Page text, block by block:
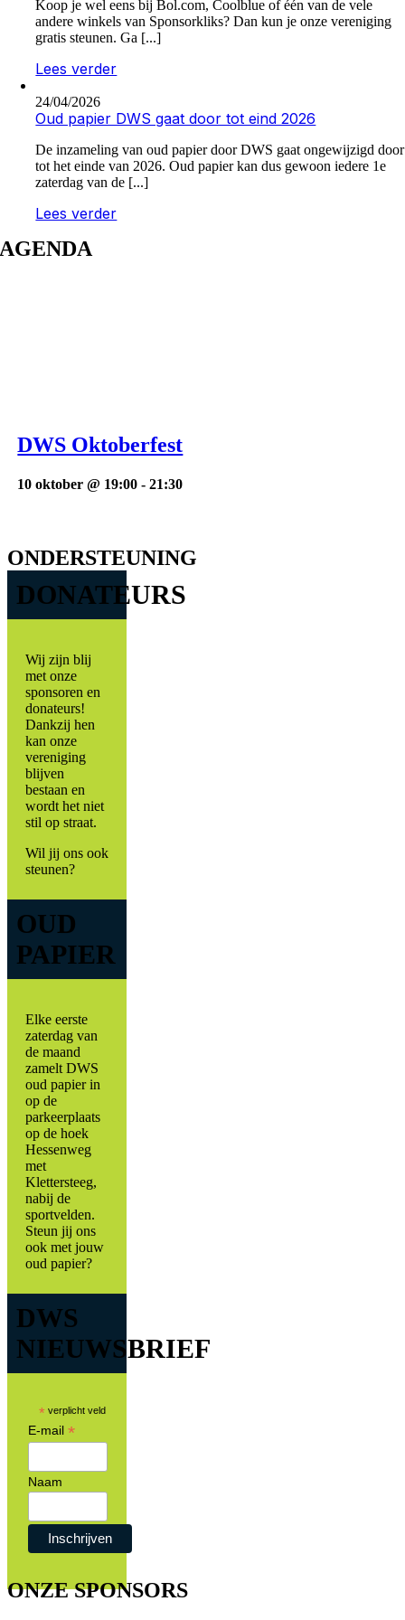
Koop je wel eens bij Bol.com, Coolblue of één van de vele
andere winkels van Sponsorkliks? Dan kun je onze vereniging
gratis steunen. Ga [...]
Lees verder
24/04/2026
Oud papier DWS gaat door tot eind 2026
De inzameling van oud papier door DWS gaat ongewijzigd door
tot het einde van 2026. Oud papier kan dus gewoon iedere 1e
zaterdag van de [...]
Lees verder
AGENDA
DWS Oktoberfest
10 oktober @ 19:00 -21:30
ONDERSTEUNING
DONATEURS
Wij zijn blij
met onze
sponsoren en
donateurs!
Dankzij hen
kan onze
vereniging
blijven
bestaan en
wordt het niet
stil op straat.
Wil jij ons ook
steunen?
OUD
PAPIER
Elke eerste
zaterdag van
de maand
zamelt DWS
oud papier in
op de
parkeerplaats
op de hoek
Hessenweg
met
Klettersteeg,
nabij de
sportvelden.
Steun jij ons
ook met jouw
oud papier?
DWS
NIEUWSBRIEF
* verplicht veld
E-mail *
Naam
ONZE SPONSORS